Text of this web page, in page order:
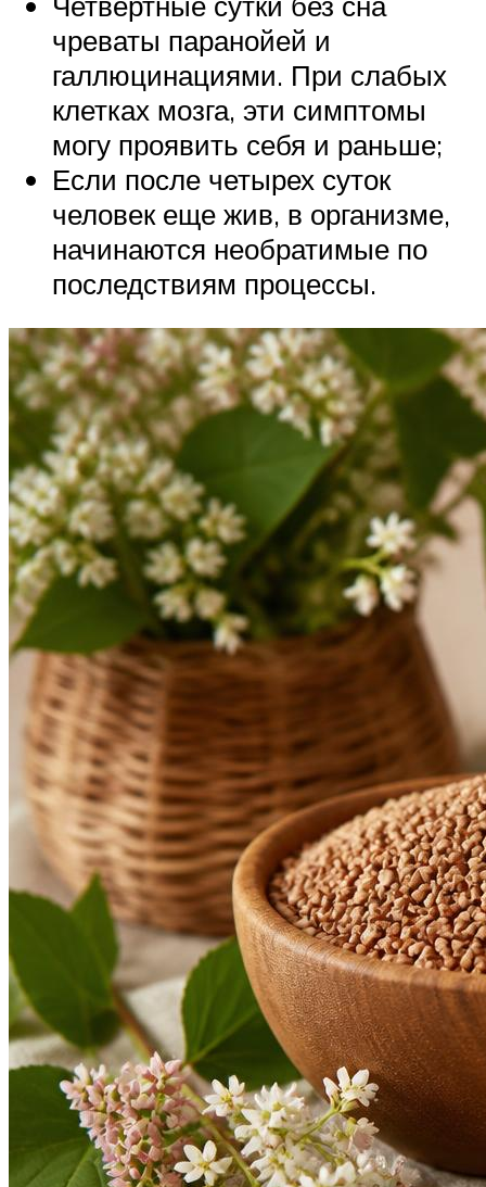
чреваты паранойей и
галлюцинациями. При слабых
клетках мозга, эти симптомы
могу проявить себя и раньше;
Если после четырех суток
человек еще жив, в организме,
начинаются необратимые по
последствиям процессы.